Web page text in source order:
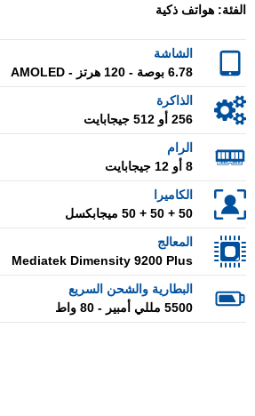
الفئة: هواتف ذكية
الشاشة
6.78 بوصة - 120 هرتز - AMOLED
الذاكرة
256 أو 512 جيجابايت
الرام
8 أو 12 جيجابايت
الكاميرا
50 + 50 + 50 ميجابكسل
المعالج
Mediatek Dimensity 9200 Plus
البطارية والشحن السريع
5500 مللي أمبير - 80 واط